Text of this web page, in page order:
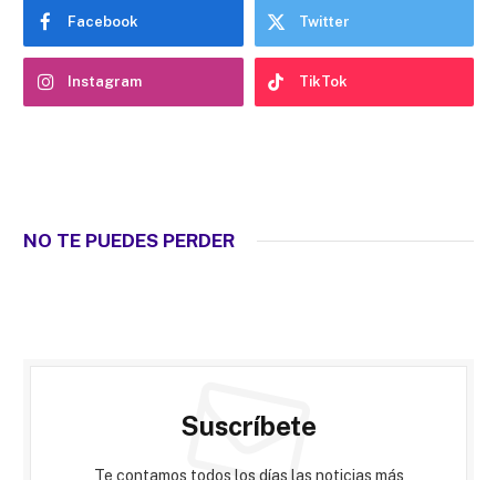
Facebook Twitter
Instagram TikTok
NO TE PUEDES PERDER
Suscríbete
Te contamos todos los días las noticias más